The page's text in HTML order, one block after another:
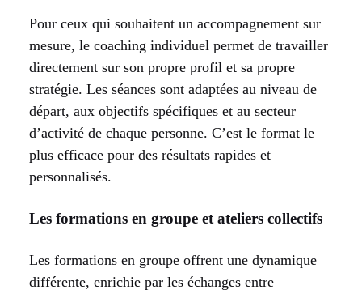
Pour ceux qui souhaitent un accompagnement sur
mesure, le coaching individuel permet de travailler
directement sur son propre profil et sa propre
stratégie. Les séances sont adaptées au niveau de
départ, aux objectifs spécifiques et au secteur
d’activité de chaque personne. C’est le format le
plus efficace pour des résultats rapides et
personnalisés.
Les formations en groupe et ateliers collectifs
Les formations en groupe offrent une dynamique
différente, enrichie par les échanges entre